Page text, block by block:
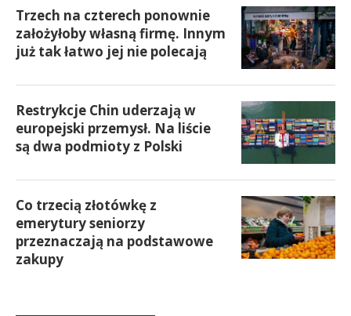
Trzech na czterech ponownie
założyłoby własną firmę. Innym
już tak łatwo jej nie polecają
Restrykcje Chin uderzają w
europejski przemysł. Na liście
są dwa podmioty z Polski
Co trzecią złotówkę z
emerytury seniorzy
przeznaczają na podstawowe
zakupy